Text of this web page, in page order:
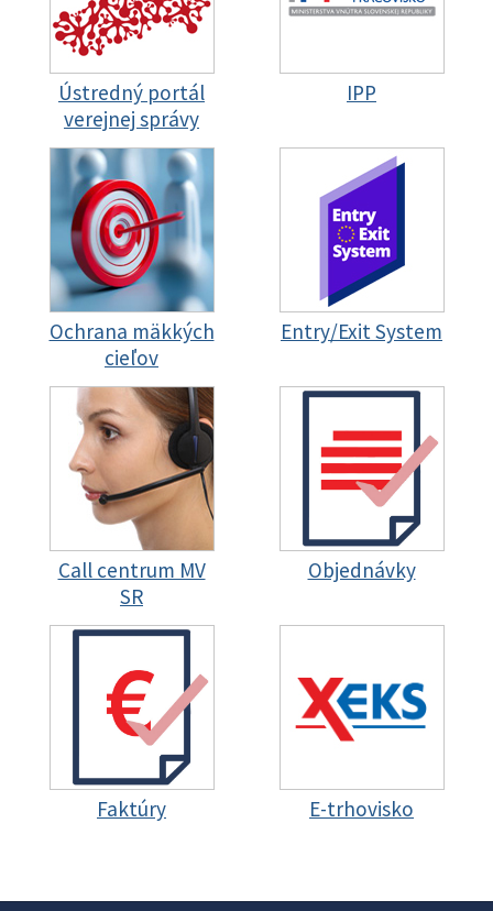
Ústredný portál
verejnej správy
IPP
Ochrana mäkkých
cieľov
Entry/Exit System
Call centrum MV
SR
Objednávky
Faktúry E-trhovisko